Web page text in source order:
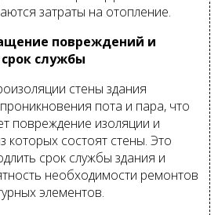
затраты на отопление.
повреждений и
службы
стены здания
пота и пара, что
повреждение изоляции и
которых состоят стены. Это
срок службы здания и
необходимости ремонтов
элементов.